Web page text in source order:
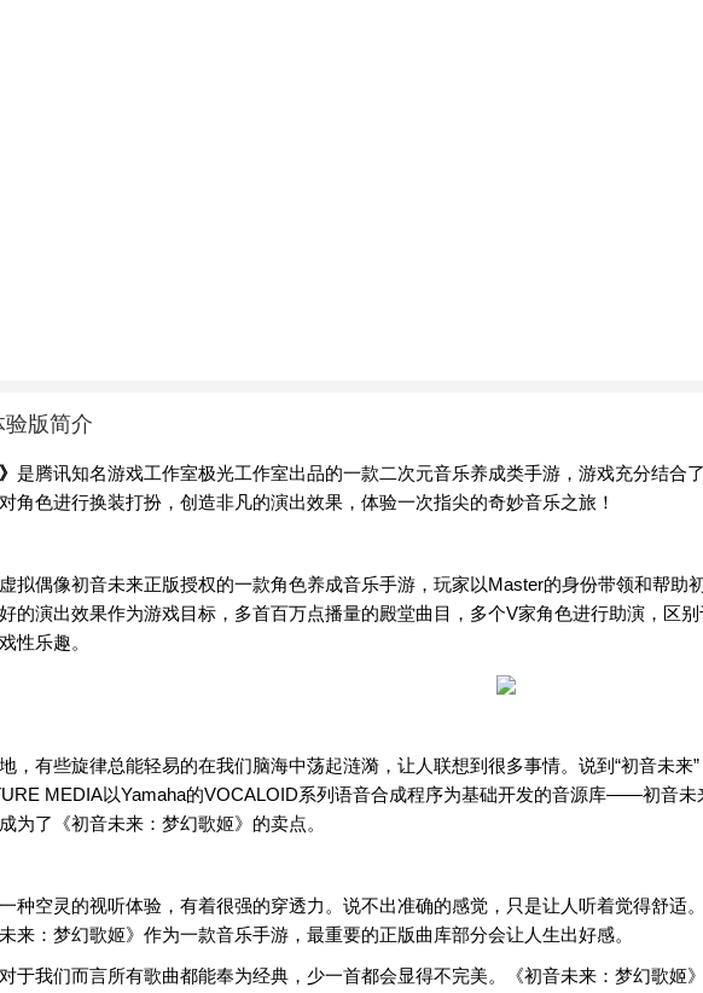
版简介
是腾讯知名游戏工作室极光工作室出品的一款二次元音乐养成类手游，游戏充分结
角色进行换装打扮，创造非凡的演出效果，体验一次指尖的奇妙音乐之旅！
拟偶像初音未来正版授权的一款角色养成音乐手游，玩家以Master的身份带领和帮
的演出效果作为游戏目标，多首百万点播量的殿堂曲目，多个V家角色进行助演，区
性乐趣。
，有些旋律总能轻易的在我们脑海中荡起涟漪，让人联想到很多事情。说到“初音未
MEDIA以Yamaha的VOCALOID系列语音合成程序为基础开发的音源库——初音
为了《初音未来：梦幻歌姬》的卖点。
种空灵的视听体验，有着很强的穿透力。说不出准确的感觉，只是让人听着觉得舒
来：梦幻歌姬》作为一款音乐手游，最重要的正版曲库部分会让人生出好感。
于我们而言所有歌曲都能奉为经典，少一首都会显得不完美。《初音未来：梦幻歌